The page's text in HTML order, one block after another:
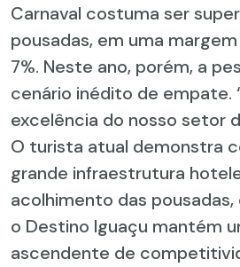
Carnaval costuma ser
pousadas, em uma
7%. Neste ano, porém, a
cenário inédito de empate.
excelência do nosso setor
O turista atual demonstra
grande infraestrutura
acolhimento das
o Destino Iguaçu mantém
ascendente de